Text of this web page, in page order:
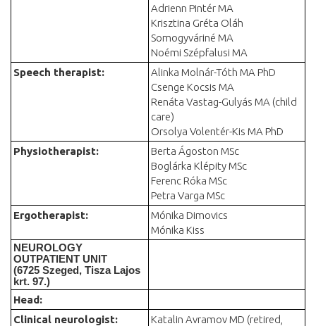
Adrienn Pintér MA
Krisztina Gréta Oláh
Somogyváriné MA
Noémi Szépfalusi MA
Speech therapist:
Alinka Molnár-Tóth MA PhD
Csenge Kocsis MA
Renáta Vastag-Gulyás MA (child
care)
Orsolya Volentér-Kis MA PhD
Physiotherapist:
Berta Ágoston MSc
Boglárka Klépity MSc
Ferenc Róka MSc
Petra Varga MSc
Ergotherapist:
Mónika Dimovics
Mónika Kiss
NEUROLOGY
OUTPATIENT UNIT
(6725 Szeged, Tisza Lajos
krt. 97.)
Head:
Clinical neurologist:
Katalin Avramov MD (retired,